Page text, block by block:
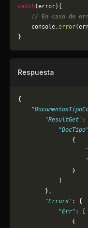
catch(error){
// En caso de
	console.
error
}
Respuesta
{
        "ResultGet"
:
            "DocTipo"
                {
                }
        },
        "Errors"
: {
            "Err"
: [
                {